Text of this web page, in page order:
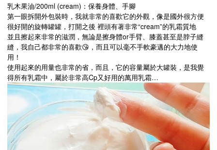
乳木果油/200ml (cream)：保養身體、手腳
第一眼拆開外包裝時，我就非常的喜歡它的外觀，像是國外很方便
很好開的旋轉罐罐，打開之後 裡頭有著非常“cream”的乳霜質地
並且擦起來非常的滋潤，無論是擦身體or手臂、膝蓋甚至是脖子縫
縫，我自己都非常的喜歡😘，而且可以毫不手軟豪邁的大力地使
用！
使用起來的用量也非常的省，而且，它的容量屬於大罐裝，是我覺
得所有乳霜中，屬於非常高Cp又好用的萬用乳霜…